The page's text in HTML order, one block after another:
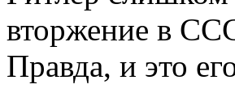
вторжение в
Правда, и это